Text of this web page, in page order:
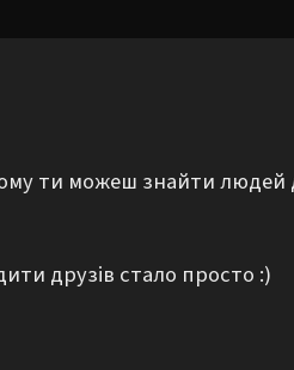
ти можеш знайти
друзів стало просто :)